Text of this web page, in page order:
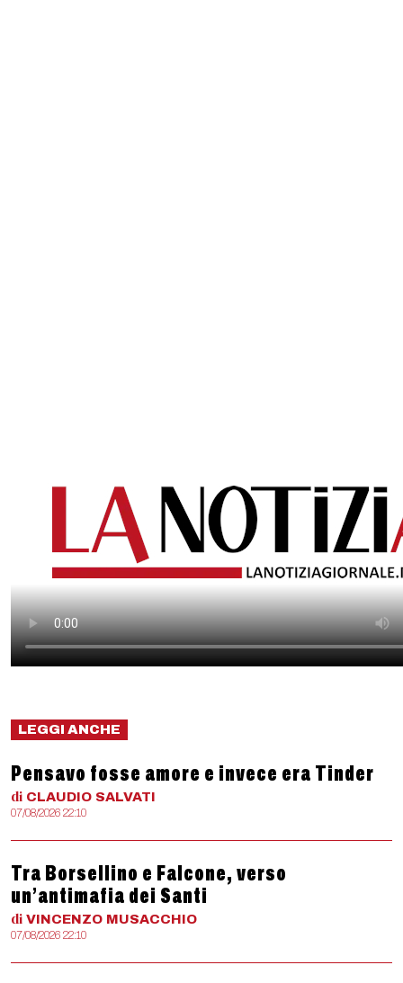
LEGGI ANCHE
Pensavo fosse amore e invece era Tinder
di CLAUDIO SALVATI
07/08/2026 22:10
Tra Borsellino e Falcone, verso
un’antimafia dei Santi
di VINCENZO MUSACCHIO
07/08/2026 22:10